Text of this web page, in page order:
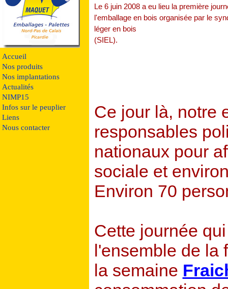
Accueil
Nos produits
Nos implantations
Actualités
NIMP15
Infos sur le peuplier
Liens
Nous contacter
Le 6 juin 2008 a eu lieu la première
l'emballage en bois organisée par le
léger en bois
(SIEL).
Ce jour là, notre
responsables
nationaux pour
sociale et
Environ 70
Cette journée
l'ensemble de
la semaine